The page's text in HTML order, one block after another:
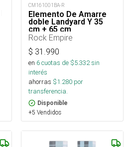
CM161001BA-R
Elemento De Amarre
doble Landyard Y 35
cm + 65 cm
Rock Empire
$ 31.990
en 6cuotas de $5.332sin
interés
ahorras $1.280 por
transferencia.
Disponible
+5 Vendidos